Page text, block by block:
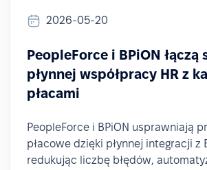
2026-05-20
PeopleForce i BPiON łączą
płynnej współpracy HR z
płacami
PeopleForce i BPiON usprawniają
płacowe dzięki płynnej integracji z
redukując liczbę błędów,